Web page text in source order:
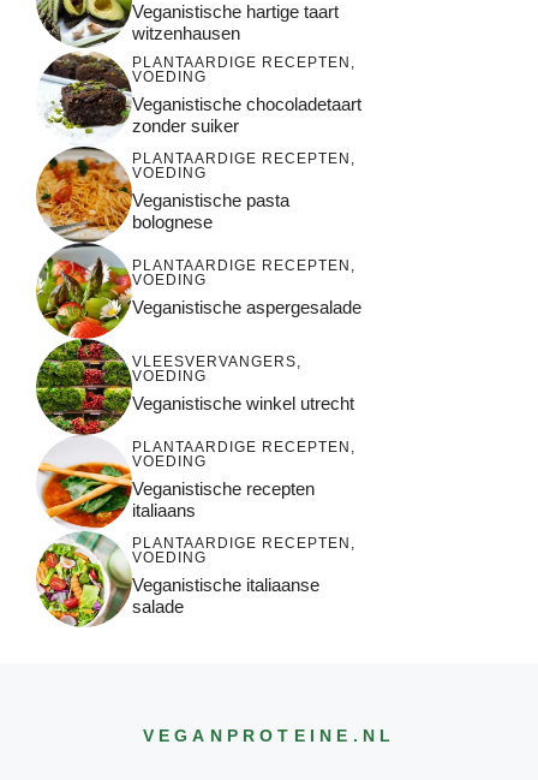
Veganistische hartige taart
witzenhausen
PLANTAARDIGE RECEPTEN ,
VOEDING
Veganistische chocoladetaart
zonder suiker
PLANTAARDIGE RECEPTEN ,
VOEDING
Veganistische pasta
bolognese
PLANTAARDIGE RECEPTEN ,
VOEDING
Veganistische aspergesalade
VLEESVERVANGERS,
VOEDING
Veganistische winkel utrecht
PLANTAARDIGE RECEPTEN ,
VOEDING
Veganistische recepten
italiaans
PLANTAARDIGE RECEPTEN ,
VOEDING
Veganistische italiaanse
salade
VEGANPROTEINE .NL